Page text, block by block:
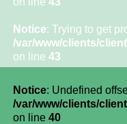
Notice: Trying to get
/var/www/clients/
on line 43
Notice: Undefined
/var/www/clients/
on line 40